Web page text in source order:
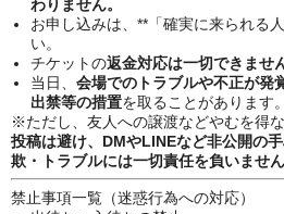
わりません。
お申し込みは、**「確実に来られる
い。
チケットの返金対応は一切できませ
当日、 会場でのトラブルや不正が発
出禁等の措置を取ることがあります。
※ただし、友人への譲渡などやむを得
投稿は避け、DMやLINEなど非公開の
欺・トラブルには一切責任を負いません
禁止事項一覧（迷惑行為への対応）